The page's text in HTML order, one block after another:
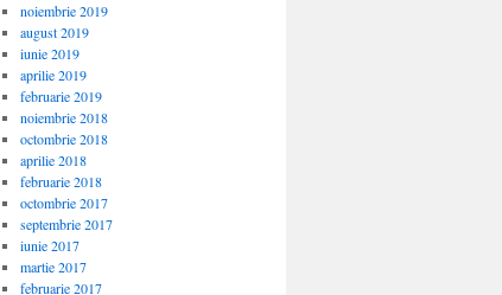
noiembrie 2019
august 2019
iunie 2019
aprilie 2019
februarie 2019
noiembrie 2018
octombrie 2018
aprilie 2018
februarie 2018
octombrie 2017
septembrie 2017
iunie 2017
martie 2017
februarie 2017